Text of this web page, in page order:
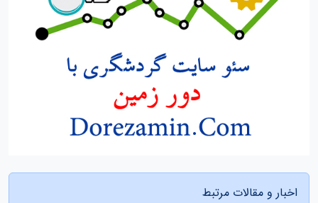
اخبار و مقالات مرتبط